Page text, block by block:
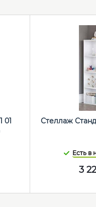
01
Стеллаж
Есть в
3